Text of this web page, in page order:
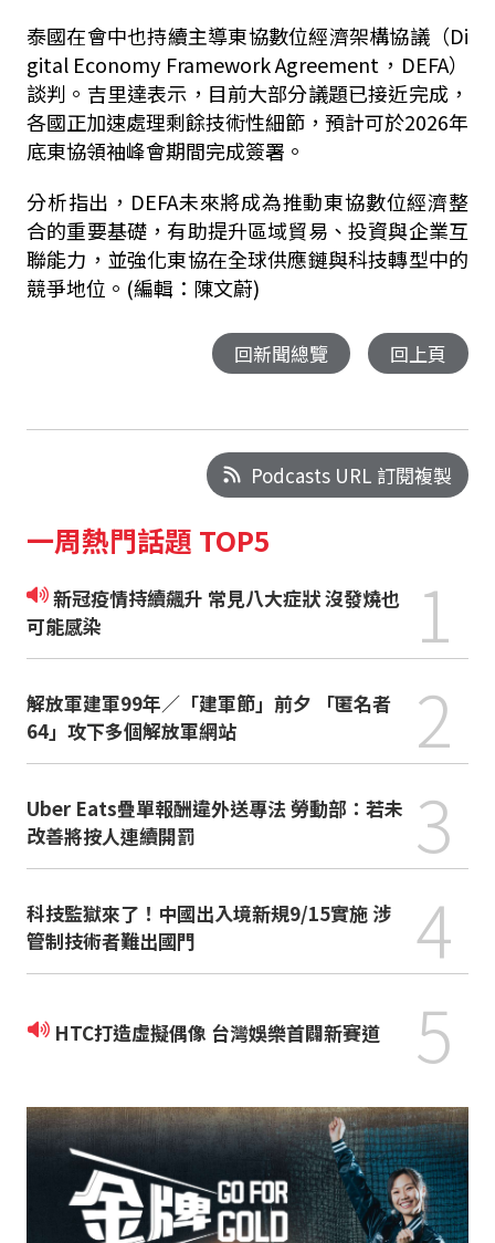
泰國在會中也持續主導東協數位經濟架構協議（Di
gital Economy Framework Agreement，DEFA）
談判。吉里達表示，目前大部分議題已接近完成，
各國正加速處理剩餘技術性細節，預計可於2026年
底東協領袖峰會期間完成簽署。
分析指出，DEFA未來將成為推動東協數位經濟整
合的重要基礎，有助提升區域貿易、投資與企業互
聯能力，並強化東協在全球供應鏈與科技轉型中的
競爭地位。(編輯：陳文蔚)
回新聞總覽 回上頁
Podcasts URL 訂閱複製
一周熱門話題 TOP5
新冠疫情持續飆升 常見八大症狀 沒發燒也
可能感染
1
解放軍建軍99年／「建軍節」前夕 「匿名者
64」攻下多個解放軍網站
2
Uber Eats疊單報酬違外送專法 勞動部：若未
改善將按人連續開罰
3
科技監獄來了！中國出入境新規9/15實施 涉
管制技術者難出國門
4
HTC打造虛擬偶像 台灣娛樂首闢新賽道 5